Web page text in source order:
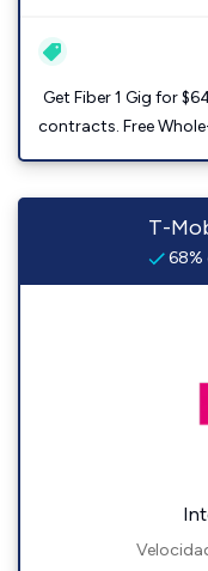
Get Fiber 1 Gig for
contracts. Free
T-
68%